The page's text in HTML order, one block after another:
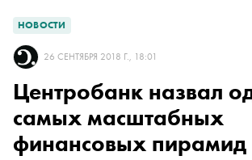
НОВОСТИ
26 СЕНТЯБРЯ 2018 Г., 18:01
Центробанк назвал
самых масштабных
финансовых пирамид